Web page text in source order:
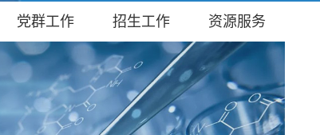
党群工作 招生工作 资源服务